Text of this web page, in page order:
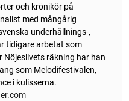
och krönikör på
med mångårig
underhållnings-,
tidigare arbetat som
Nöjeslivets räkning har han
som Melodifestivalen,
i kulisserna.